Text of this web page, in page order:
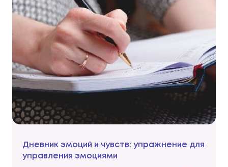
Дневник эмоций и чувств: упражнение для
управления эмоциями